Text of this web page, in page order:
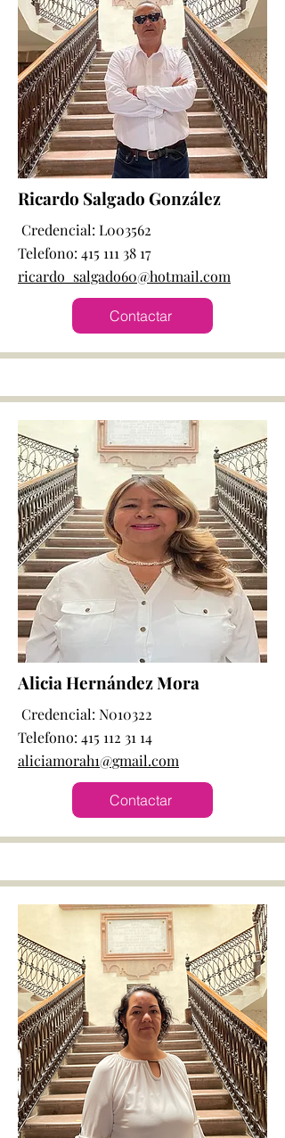
Ricardo Salgado González
Credencial: L003562
Telefono: 415 111 38 17
ricardo_salgado60@hotmail.com
Contactar
Alicia Hernández Mora
Credencial: N010322
Telefono: 415 112 31 14
aliciamorah1@gmail.com
Contactar